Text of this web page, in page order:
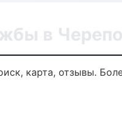
в
карта, отзывы.